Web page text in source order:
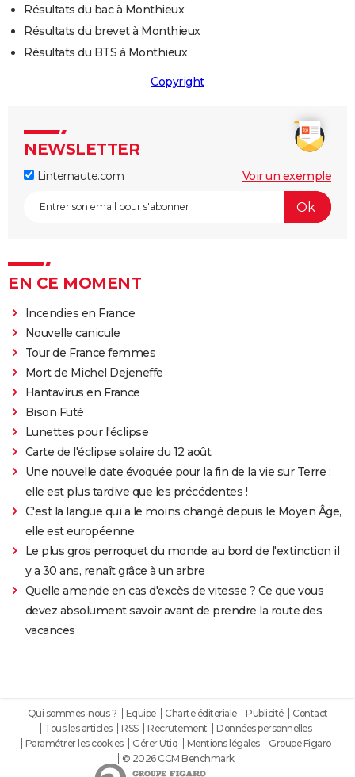
Résultats du bac à Monthieux
Résultats du brevet à Monthieux
Résultats du BTS à Monthieux
Copyright
NEWSLETTER
Linternaute.com Voir un exemple
EN CE MOMENT
Incendies en France
Nouvelle canicule
Tour de France femmes
Mort de Michel Dejeneffe
Hantavirus en France
Bison Futé
Lunettes pour l'éclipse
Carte de l'éclipse solaire du 12 août
Une nouvelle date évoquée pour la fin de la vie sur Terre :
elle est plus tardive que les précédentes !
C'est la langue qui a le moins changé depuis le Moyen Âge,
elle est européenne
Le plus gros perroquet du monde, au bord de l'extinction il
y a 30 ans, renaît grâce à un arbre
Quelle amende en cas d'excès de vitesse ? Ce que vous
devez absolument savoir avant de prendre la route des
vacances
Qui sommes-nous ? Equipe Charte éditoriale Publicité
Contact
Tous les articles
RSS Recrutement
Données personnelles
Paramétrer les cookies
Gérer Utiq Mentions légales
Groupe Figaro
© 2026 CCM Benchmark